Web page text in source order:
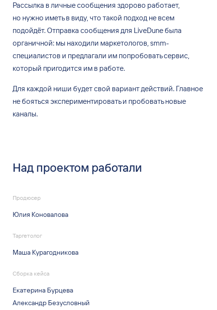
Рассылка в личные сообщения здорово работает,
но нужно иметь в виду, что такой подход не всем
подойдёт. Отправка сообщения для LiveDune была
органичной: мы находили маркетологов, smm-
специалистов и предлагали им попробовать сервис,
который пригодится им в работе.
Для каждой ниши будет свой вариант действий. Главное
небояться экспериментировать и пробовать новые
каналы.
Над проектом работали
Продюсер
Юлия Коновалова
Таргетолог
Маша Курагодникова
Сборка кейса
Екатерина Бурцева
Александр Безусловный